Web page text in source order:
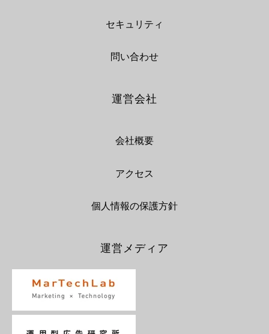
セキュリティ
問い合わせ
運営会社
会社概要
アクセス
個人情報の保護方針
運営メディア